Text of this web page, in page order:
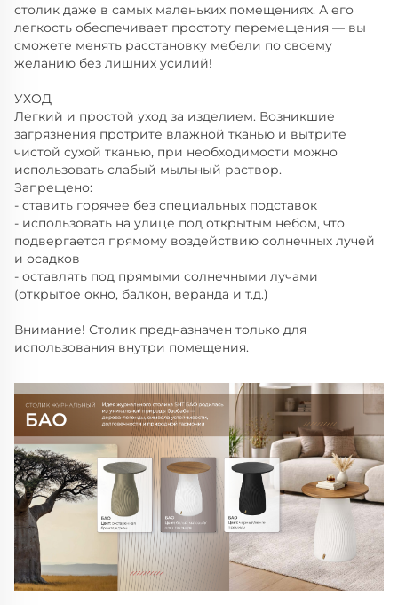
столик даже в самых маленьких помещениях. А его
легкость обеспечивает простоту перемещения — вы
сможете менять расстановку мебели по своему
желанию без лишних усилий!
УХОД
Легкий и простой уход за изделием. Возникшие
загрязнения протрите влажной тканью и вытрите
чистой сухой тканью, при необходимости можно
использовать слабый мыльный раствор.
Запрещено:
- ставить горячее без специальных подставок
- использовать на улице под открытым небом, что
подвергается прямому воздействию солнечных лучей
и осадков
- оставлять под прямыми солнечными лучами
(открытое окно, балкон, веранда и т.д.)
Внимание! Столик предназначен только для
использования внутри помещения.